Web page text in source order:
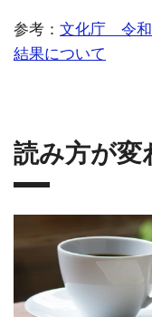
参考： 文化庁 令和
結果について
読み方が変